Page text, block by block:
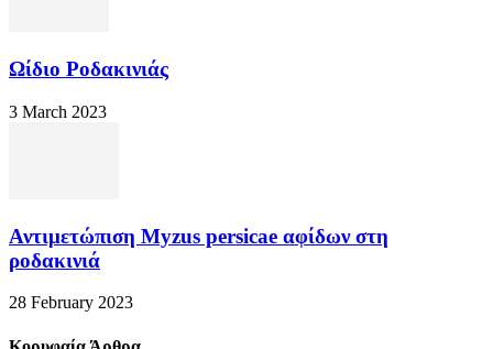
Ωίδιο Ροδακινιάς
3 March 2023
Αντιμετώπιση Myzus persicae αφίδων στη
ροδακινιά
28 February 2023